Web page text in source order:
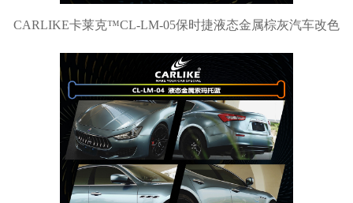
CARLIKE卡莱克™CL-LM-05保时捷液态金属棕灰汽车改色